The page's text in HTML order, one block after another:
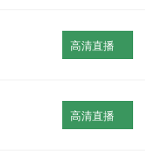
高清直播
高清直播